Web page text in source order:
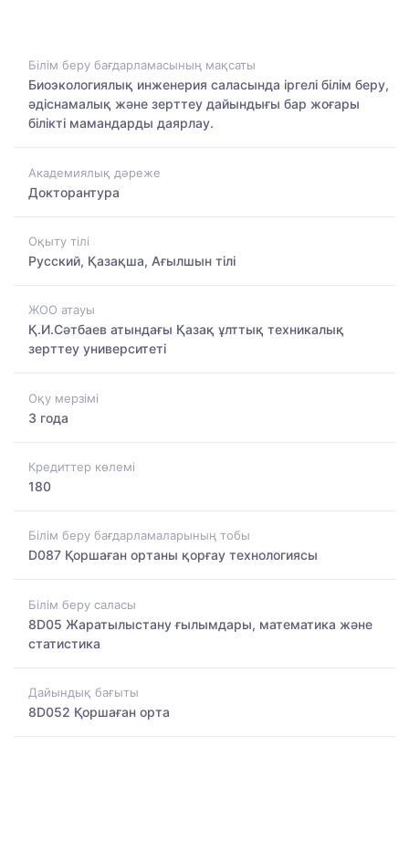
Білім беру бағдарламасының мақсаты
Биоэкологиялық инженерия саласында іргелі білім беру,
әдіснамалық және зерттеу дайындығы бар жоғары
білікті мамандарды даярлау.
Академиялық дәреже
Докторантура
Оқыту тілі
Русский, Қазақша, Ағылшын тілі
ЖОО атауы
Қ.И.Сәтбаев атындағы Қазақ ұлттық техникалық
зерттеу университеті
Оқу мерзімі
3 года
Кредиттер көлемі
180
Білім беру бағдарламаларының тобы
D087 Қоршаған ортаны қорғау технологиясы
Білім беру саласы
8D05 Жаратылыстану ғылымдары, математика және
статистика
Дайындық бағыты
8D052 Қоршаған орта